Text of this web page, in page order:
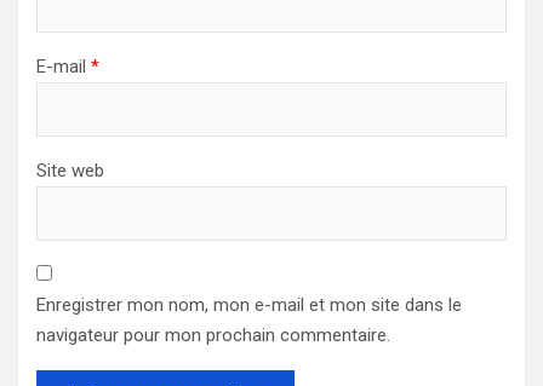
E-mail *
Site web
Enregistrer mon nom, mon e-mail et mon site dans le
navigateur pour mon prochain commentaire.